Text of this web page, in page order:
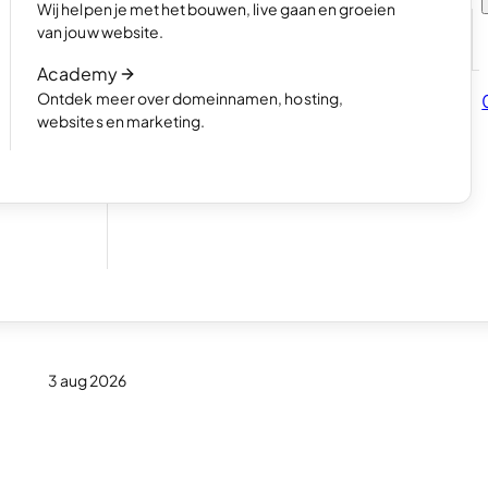
Wij helpen je met het bouwen, live gaan en groeien
van jouw website.
Academy
Ontdek meer over domeinnamen, hosting,
websites en marketing.
Read article
3 aug 2026